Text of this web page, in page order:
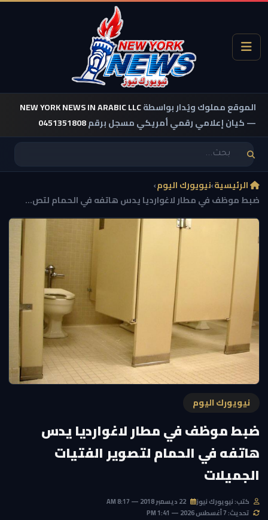
الموقع مملوك ويُدار بواسطةNEW YORK NEWS IN ARABIC LLC
— كيان إعلامي رقمي أمريكي مسجل برقم0451351808
الرئيسية›نيويورك اليوم›
ضبط موظف في مطار لاغوارديا يدس هاتفه في الحمام لتص...
نيويورك اليوم
ضبط موظف في مطار لاغوارديا يدس
هاتفه في الحمام لتصوير الفتيات
الجميلات
كتب: نيويورك نيوز
تحديث: 7 أغسطس 2026 — 1:41 PM